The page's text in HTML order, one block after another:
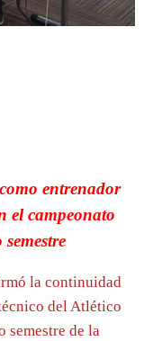
entrenador
el campeonato
la continuidad
del Atlético
semestre de la